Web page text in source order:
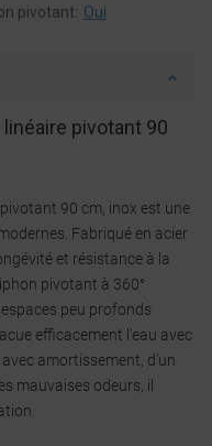
pivotant: Oui
linéaire pivotant 90
90 cm, inox est une
Fabriqué en acier
et résistance à la
pivotant à 360°
peu profonds
efficacement l'eau avec
amortissement, d'un
mauvaises odeurs, il